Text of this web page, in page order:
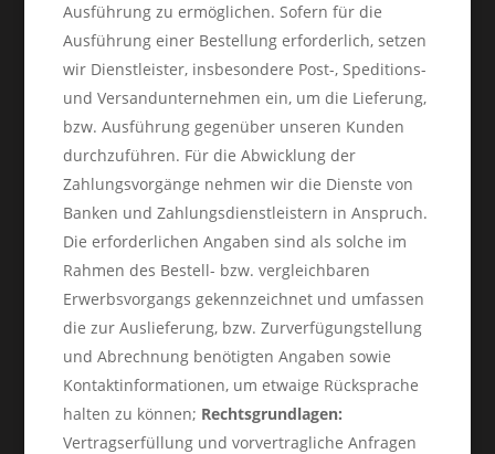
Ausführung zu ermöglichen. Sofern für die
Ausführung einer Bestellung erforderlich, setzen
wir Dienstleister, insbesondere Post-, Speditions-
und Versandunternehmen ein, um die Lieferung,
bzw. Ausführung gegenüber unseren Kunden
durchzuführen. Für die Abwicklung der
Zahlungsvorgänge nehmen wir die Dienste von
Banken und Zahlungsdienstleistern in Anspruch.
Die erforderlichen Angaben sind als solche im
Rahmen des Bestell- bzw. vergleichbaren
Erwerbsvorgangs gekennzeichnet und umfassen
die zur Auslieferung, bzw. Zurverfügungstellung
und Abrechnung benötigten Angaben sowie
Kontaktinformationen, um etwaige Rücksprache
halten zu können; Rechtsgrundlagen:
Vertragserfüllung und vorvertragliche Anfragen